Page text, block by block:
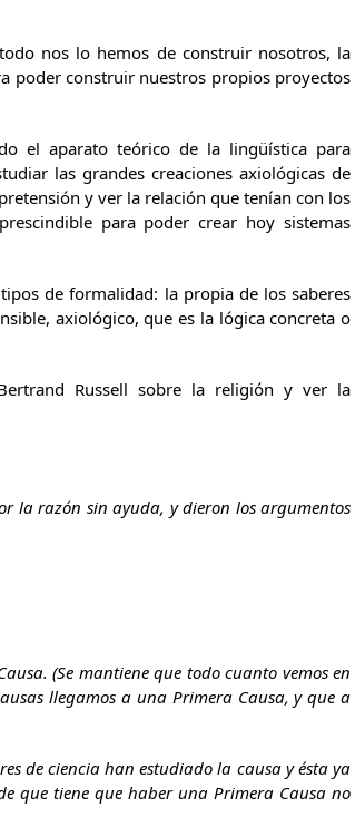
nos lo hemos de construir nosotros, la
poder construir nuestros propios proyectos
el aparato teórico de la lingüística para
las grandes creaciones axiológicas de
y ver la relación que tenían con los
para poder crear hoy sistemas
de formalidad: la propia de los saberes
axiológico, que es la lógica concreta o
Russell sobre la religión y ver la
la razón sin ayuda, y dieron los argumentos
(Se mantiene que todo cuanto vemos en
llegamos a una Primera Causa, y que a
de ciencia han estudiado la causa y ésta ya
que tiene que haber una Primera Causa no